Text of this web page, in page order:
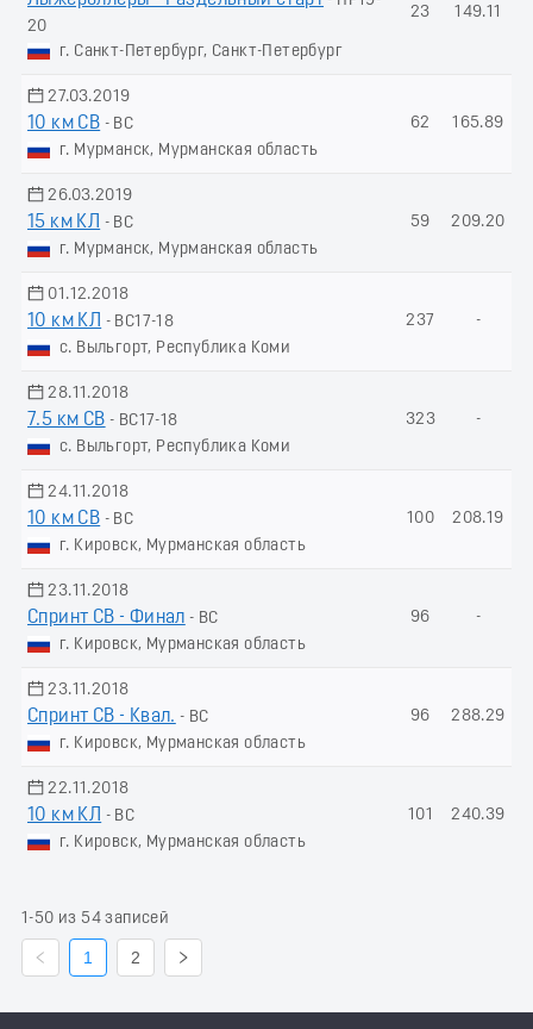
20
г. Санкт-Петербург, Санкт-Петербург
23 149.11
27.03.2019
10 км СВ - ВС
г. Мурманск, Мурманская область
62 165.89
26.03.2019
15 км КЛ
- ВС
г. Мурманск, Мурманская область
59 209.20
01.12.2018
10 км КЛ
- ВС17-18
с. Выльгорт, Республика Коми
237 -
28.11.2018
7.5 км СВ - ВС17-18
с. Выльгорт, Республика Коми
323 -
24.11.2018
10 км СВ - ВС
г. Кировск, Мурманская область
100 208.19
23.11.2018
Спринт СВ - Финал - ВС
г. Кировск, Мурманская область
96 -
23.11.2018
Спринт СВ - Квал. - ВС
г. Кировск, Мурманская область
96 288.29
22.11.2018
10 км КЛ
- ВС
г. Кировск, Мурманская область
101 240.39
1-50 из 54 записей
1 2